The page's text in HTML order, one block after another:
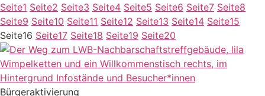
Seite1 Seite2 Seite3 Seite4 Seite5 Seite6 Seite7 Seite8
Seite9 Seite10 Seite11 Seite12 Seite13 Seite14 Seite15
Seite16 Seite17 Seite18 Seite19 Seite20
Bürgeraktivierung